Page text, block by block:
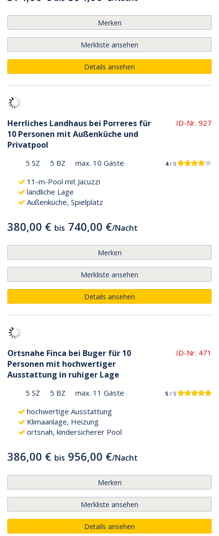
Merken
Merkliste ansehen
Details ansehen
Herrliches Landhaus bei Porreres für
10 Personen mit Außenküche und
Privatpool
ID-Nr. 927
5 SZ 5 BZ max. 10 Gäste 4/ 5
11-m-Pool mit Jacuzzi
ländliche Lage
Außenküche, Spielplatz
380,00 € bis 740,00 €/Nacht
Merken
Merkliste ansehen
Details ansehen
Ortsnahe Finca bei Buger für 10
Personen mit hochwertiger
Ausstattung in ruhiger Lage
ID-Nr. 471
5 SZ 5 BZ max. 11 Gäste 5 / 5
hochwertige Ausstattung
Klimaanlage, Heizung
ortsnah, kindersicherer Pool
386,00 € bis 956,00 €/Nacht
Merken
Merkliste ansehen
Details ansehen